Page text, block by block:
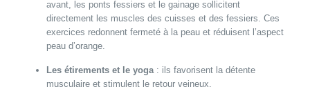
avant, les ponts fessiers et le gainage sollicitent
directement les muscles des cuisses et des fessiers. Ces
exercices redonnent fermeté à la peau et réduisent l’aspect
peau d’orange.
Les étirements et le yoga: ils favorisent la détente
musculaire et stimulent le retour veineux.